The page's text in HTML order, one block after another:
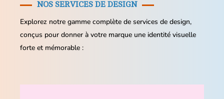
NOS SERVICES DE DESIGN
Explorez notre gamme complète de services de design,
conçus pour donner à votre marque une identité visuelle
forte et mémorable :